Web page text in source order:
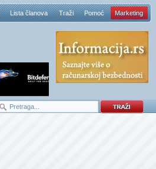
Lista članova Traži Pomoć Marketing